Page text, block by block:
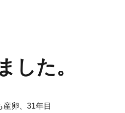
した。
産卵、31年目